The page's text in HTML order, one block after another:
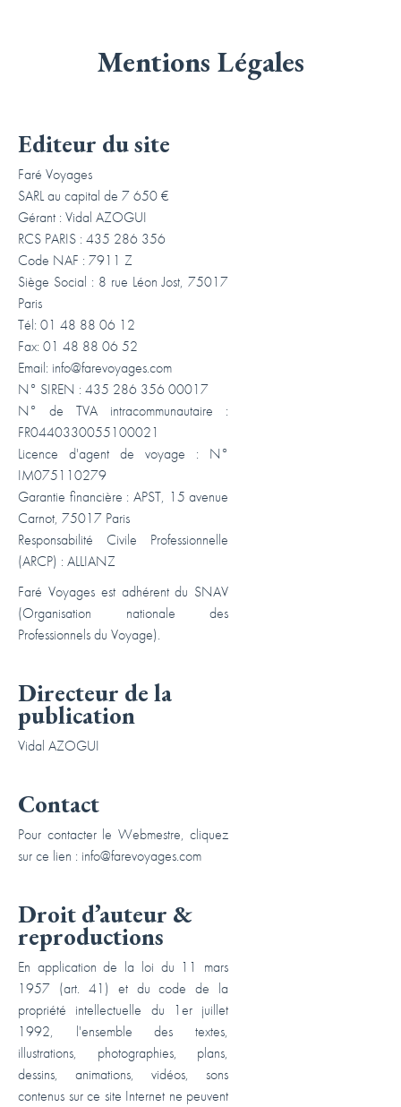
Mentions Légales
Editeur du site
Faré Voyages
SARL au capital de 7 650 €
Gérant : Vidal AZOGUI
RCS PARIS : 435 286 356
Code NAF : 7911 Z
Siège Social : 8 rue Léon Jost, 75017
Paris
Tél: 01 48 88 06 12
Fax: 01 48 88 06 52
Email: info@farevoyages.com
N° SIREN : 435 286 356 00017
N° de TVA intracommunautaire :
FR0440330055100021
Licence d'agent de voyage : N°
IM075110279
Garantie financière : APST, 15 avenue
Carnot, 75017 Paris
Responsabilité Civile Professionnelle
(ARCP) : ALLIANZ
Faré Voyages est adhérent du SNAV
(Organisation nationale des
Professionnels du Voyage).
Directeur de la
publication
Vidal AZOGUI
Contact
Pour contacter le Webmestre, cliquez
sur ce lien : info@farevoyages.com
Droit d’auteur &
reproductions
En application de la loi du 11 mars
1957 (art. 41) et du code de la
propriété intellectuelle du 1er juillet
1992, l'ensemble des textes,
illustrations, photographies, plans,
dessins, animations, vidéos, sons
contenus sur ce site Internet ne peuvent